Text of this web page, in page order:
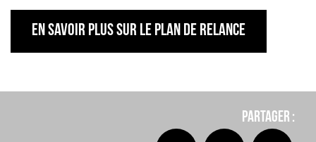
En savoir plus sur le plan de relance
Partager :